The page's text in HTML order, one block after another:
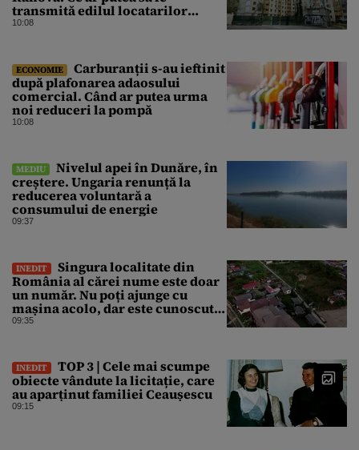
transmită edilul locatarilor
rămași pe drumuri
10:08
ECONOMIE
Carburanții s-au ieftinit
după plafonarea adaosului
comercial. Când ar putea urma
noi reduceri la pompă
10:08
MEDIU
Nivelul apei în Dunăre, în
creștere. Ungaria renunță la
reducerea voluntară a
consumului de energie
09:37
INEDIT
Singura localitate din
România al cărei nume este doar
un număr. Nu poți ajunge cu
mașina acolo, dar este cunoscută
în lumea întreagă
09:35
INEDIT
TOP 3 | Cele mai scumpe
obiecte vândute la licitație, care
au aparținut familiei Ceaușescu
09:15